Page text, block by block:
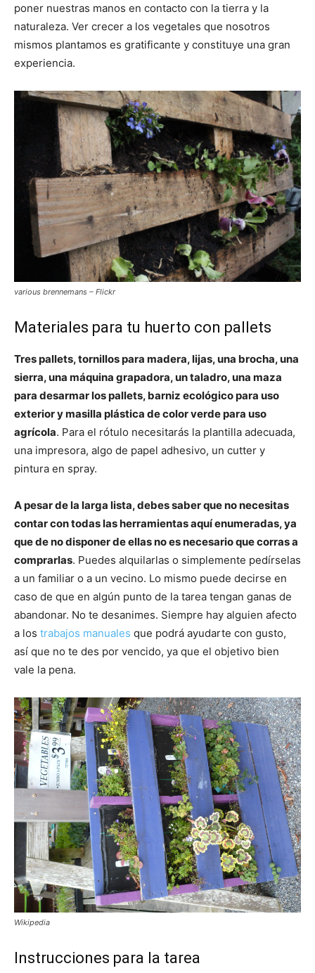
poner nuestras manos en contacto con la tierra y la
naturaleza. Ver crecer a los vegetales que nosotros
mismos plantamos es gratificante y constituye una gran
experiencia.
various brennemans – Flickr
Materiales para tu huerto con pallets
Tres pallets, tornillos para madera, lijas, una brocha, una
sierra, una máquina grapadora, un taladro, una maza
para desarmar los pallets, barniz ecológico para uso
exterior y masilla plástica de color verde para uso
agrícola. Para el rótulo necesitarás la plantilla adecuada,
una impresora, algo de papel adhesivo, un cutter y
pintura en spray.
A pesar de la larga lista, debes saber que no necesitas
contar con todas las herramientas aquí enumeradas, ya
que de no disponer de ellas no es necesario que corras a
comprarlas. Puedes alquilarlas o simplemente pedírselas
a un familiar o a un vecino. Lo mismo puede decirse en
caso de que en algún punto de la tarea tengan ganas de
abandonar. No te desanimes. Siempre hay alguien afecto
a los trabajos manuales que podrá ayudarte con gusto,
así que no te des por vencido, ya que el objetivo bien
vale la pena.
Wikipedia
Instrucciones para la tarea